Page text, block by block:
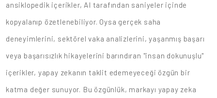
ansiklopedik içerikler, AI tarafından saniyeler içinde
kopyalanıp özetlenebiliyor. Oysa gerçek saha
deneyimlerini, sektörel vaka analizlerini, yaşanmış başarı
veya başarısızlık hikayelerini barındıran "insan dokunuşlu"
içerikler, yapay zekanın taklit edemeyeceği özgün bir
katma değer sunuyor. Bu özgünlük, markayı yapay zeka